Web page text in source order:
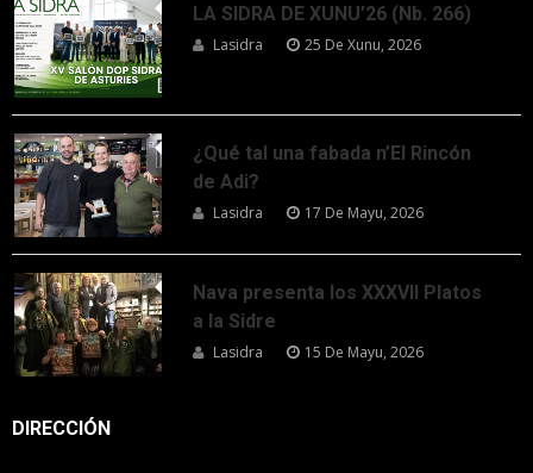
LA SIDRA DE XUNU’26 (Nb. 266)
Lasidra 25 De Xunu, 2026
¿Qué tal una fabada n’El Rincón
de Adi?
Lasidra 17 De Mayu, 2026
Nava presenta los XXXVII Platos
a la Sidre
Lasidra 15 De Mayu, 2026
DIRECCIÓN